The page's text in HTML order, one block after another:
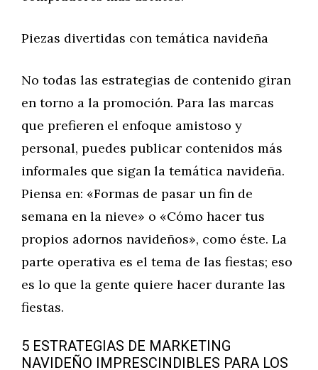
Piezas divertidas con temática navideña
No todas las estrategias de contenido giran
en torno a la promoción. Para las marcas
que prefieren el enfoque amistoso y
personal, puedes publicar contenidos más
informales que sigan la temática navideña.
Piensa en: «Formas de pasar un fin de
semana en la nieve» o «Cómo hacer tus
propios adornos navideños», como éste. La
parte operativa es el tema de las fiestas; eso
es lo que la gente quiere hacer durante las
fiestas.
5 ESTRATEGIAS DE MARKETING
NAVIDEÑO IMPRESCINDIBLES PARA LOS